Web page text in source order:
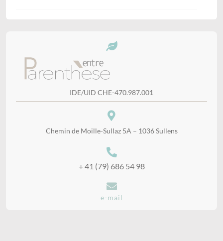
IDE/UID CHE-470.987.001
Chemin de Moille-Sullaz 5A – 1036 Sullens
+ 41 (79) 686 54 98
e-mail